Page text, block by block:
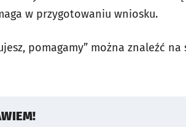
w przygotowaniu wniosku.
pomagamy” można znaleźć